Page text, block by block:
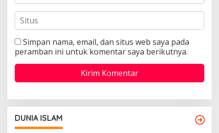
Simpan nama, email, dan situs web saya pada
peramban ini untuk komentar saya berikutnya.
DUNIA ISLAM